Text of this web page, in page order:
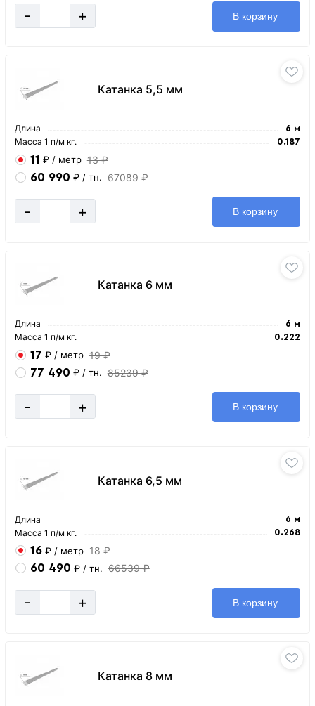
- + В корзину
Катанка 5,5 мм
Длина 6 м
Масса 1 п/м кг. 0.187
11 ₽ / метр 13 ₽
60 990 ₽ / тн. 67089 ₽
- + В корзину
Катанка 6 мм
Длина 6 м
Масса 1 п/м кг. 0.222
17 ₽ / метр 19 ₽
77 490 ₽ / тн. 85239 ₽
- + В корзину
Катанка 6,5 мм
Длина 6 м
Масса 1 п/м кг. 0.268
16 ₽ / метр 18 ₽
60 490 ₽ / тн. 66539 ₽
- + В корзину
Катанка 8 мм